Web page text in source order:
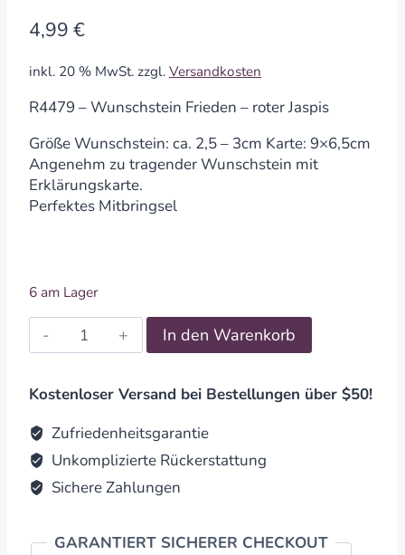
4,99 €
inkl. 20 % MwSt. zzgl. Versandkosten
R4479 – Wunschstein Frieden – roter Jaspis
Größe Wunschstein: ca. 2,5 – 3cm Karte: 9×6,5cm
Angenehm zu tragender Wunschstein mit
Erklärungskarte.
Perfektes Mitbringsel
6 am Lager
Wunschstein
Frieden
roter
quantity
In den Warenkorb
Kostenloser Versand bei Bestellungen über $50!
Zufriedenheitsgarantie
Unkomplizierte Rückerstattung
Sichere Zahlungen
GARANTIERT SICHERER CHECKOUT